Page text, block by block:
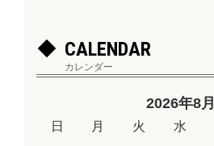
CALENDAR
カレンダー
2026年8月
日 月 火 水